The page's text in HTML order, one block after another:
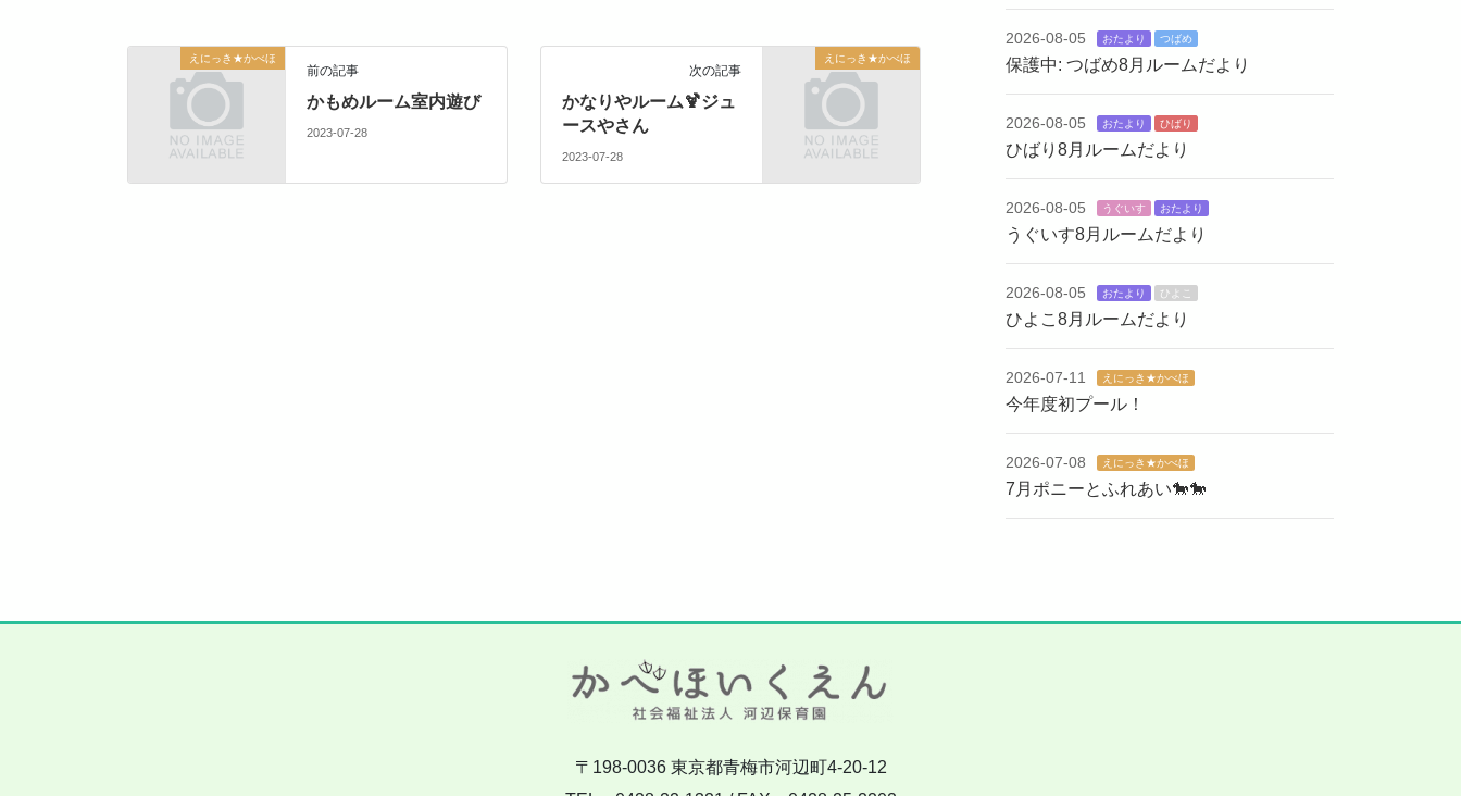
えにっき★かべほ
前の記事
かもめルーム室内遊び
2023-07-28
えにっき★かべほ
次の記事
かなりやルーム🍹ジュ
ースやさん
2023-07-28
2026-08-05 おたより つばめ
保護中: つばめ8月ルームだより
2026-08-05 おたより ひばり
ひばり8月ルームだより
2026-08-05 うぐいす おたより
うぐいす8月ルームだより
2026-08-05 おたより ひよこ
ひよこ8月ルームだより
2026-07-11 えにっき★かべほ
今年度初プール！
2026-07-08 えにっき★かべほ
7月ポニーとふれあい🐎🐎
〒198-0036 東京都青梅市河辺町4-20-12